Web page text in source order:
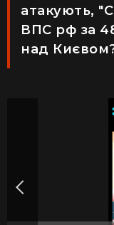
атакують,
ВПС рф за
над